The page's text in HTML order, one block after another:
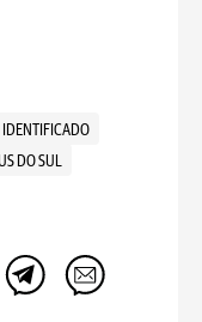
IDENTIFICADO
DO SUL